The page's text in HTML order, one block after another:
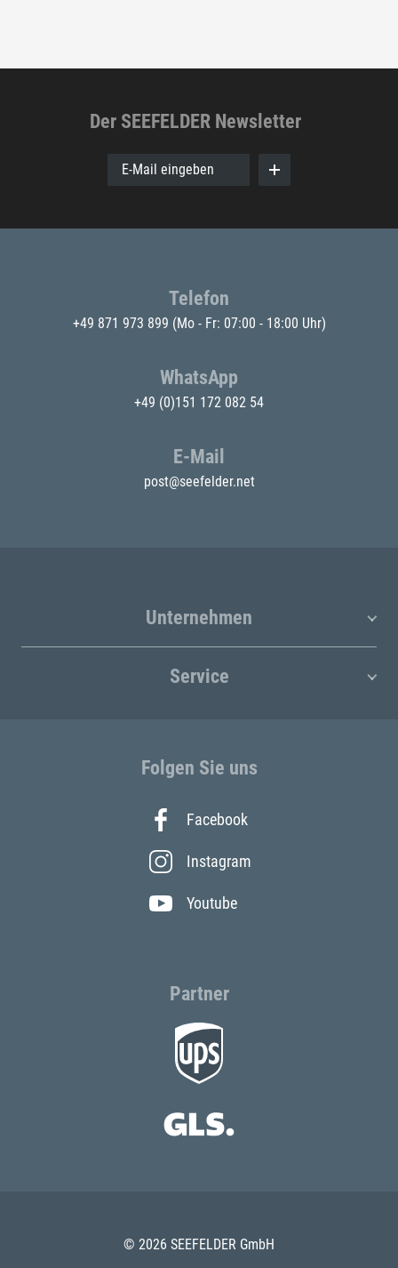
Der SEEFELDER Newsletter
E-Mail eingeben
Telefon
+49 871 973 899 (Mo - Fr: 07:00 - 18:00 Uhr)
WhatsApp
+49 (0)151 172 082 54
E-Mail
post@seefelder.net
Unternehmen
Service
Folgen Sie uns
Facebook
Instagram
Youtube
Partner
© 2026 SEEFELDER GmbH